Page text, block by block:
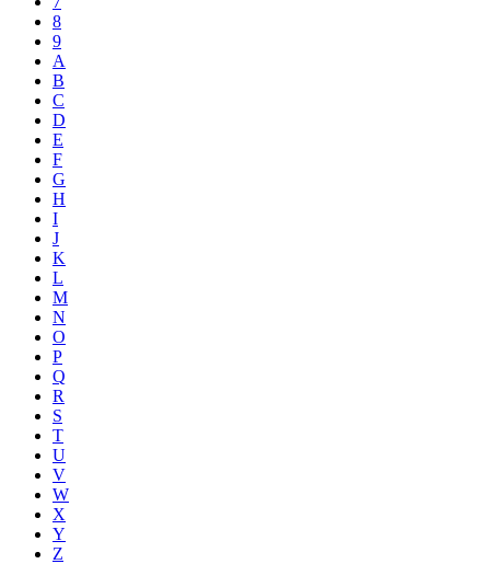
8
9
A
B
C
D
E
F
G
H
I
J
K
L
M
N
O
P
Q
R
S
T
U
V
W
X
Y
Z